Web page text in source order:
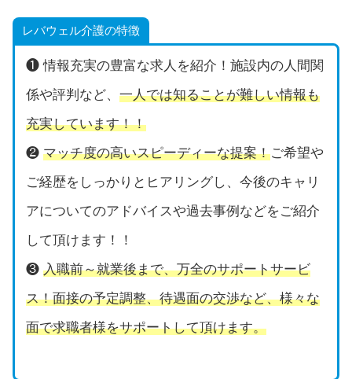
レバウェル介護の特徴
❶ 情報充実の豊富な求人を紹介！施設内の人間関
係や評判など、 一人では知ることが難しい情報も
充実しています！！
❷ マッチ度の高いスピーディーな提案！ご希望や
ご経歴をしっかりとヒアリングし、今後のキャリ
アについてのアドバイスや過去事例などをご紹介
して頂けます！！
❸ 入職前～就業後まで、万全のサポートサービ
ス！面接の予定調整、待遇面の交渉など、様々な
面で求職者様をサポートして頂けます。